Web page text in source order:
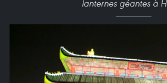
lanternes géantes à